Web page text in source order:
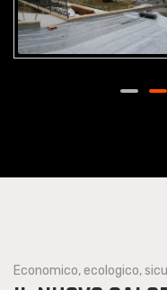
Economico, ecologico,